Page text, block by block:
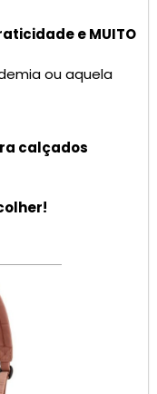
e MUITO
ou aquela
calçados